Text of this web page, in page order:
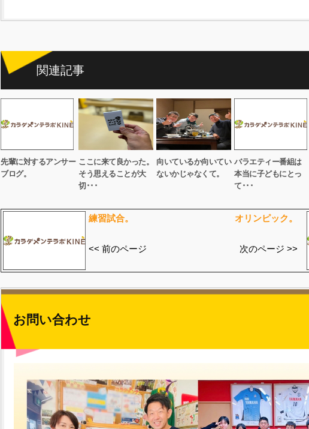
関連記事
先輩に対するアンサー
ブログ。
ここに来て良かった。
そう思えることが大
切･･･
向いているか向いてい
ないかじゃなくて。
バラエティー番組は
本当に子どもにとっ
て･･･
練習試合。
<< 前のページ
オリンピック。
次のページ >>
お問い合わせ